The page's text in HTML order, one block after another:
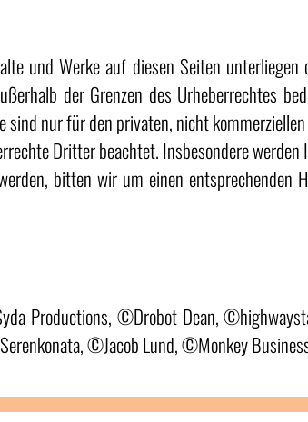
und Werke auf diesen Seiten
der Grenzen des Urheberrechtes
sind nur für den privaten, nicht
Dritter beachtet. Insbesondere
bitten wir um einen
Productions, ©Drobot Dean,
©Jacob Lund, ©Monkey